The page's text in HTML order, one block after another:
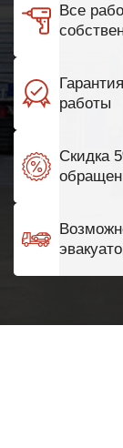
Все
работы
Скидка